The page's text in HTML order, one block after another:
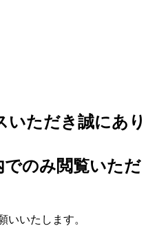
いただき誠にあり
のみ閲覧いただ
いいたします。